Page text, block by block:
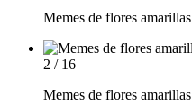
Memes de flores amarillas
2 / 16
Memes de flores amarillas